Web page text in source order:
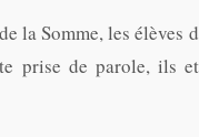
la Somme, les élèves
prise de parole, ils